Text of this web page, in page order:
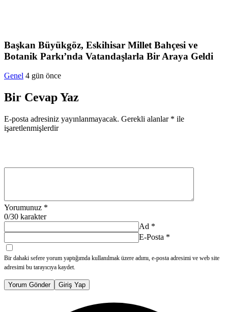
Başkan Büyükgöz, Eskihisar Millet Bahçesi ve
Botanik Parkı’nda Vatandaşlarla Bir Araya Geldi
Genel 4 gün önce
Bir Cevap Yaz
E-posta adresiniz yayınlanmayacak. Gerekli alanlar * ile
işaretlenmişlerdir
Yorumunuz *
0/30 karakter
Ad *
E-Posta *
Bir dahaki sefere yorum yaptığımda kullanılmak üzere adımı, e-posta adresimi ve web site
adresimi bu tarayıcıya kaydet.
Yorum Gönder Giriş Yap